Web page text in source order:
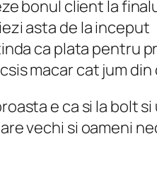
bonul client la
asta de la inceput
ca plata pentru
macar cat jum
e ca si la bolt
vechi si oameni